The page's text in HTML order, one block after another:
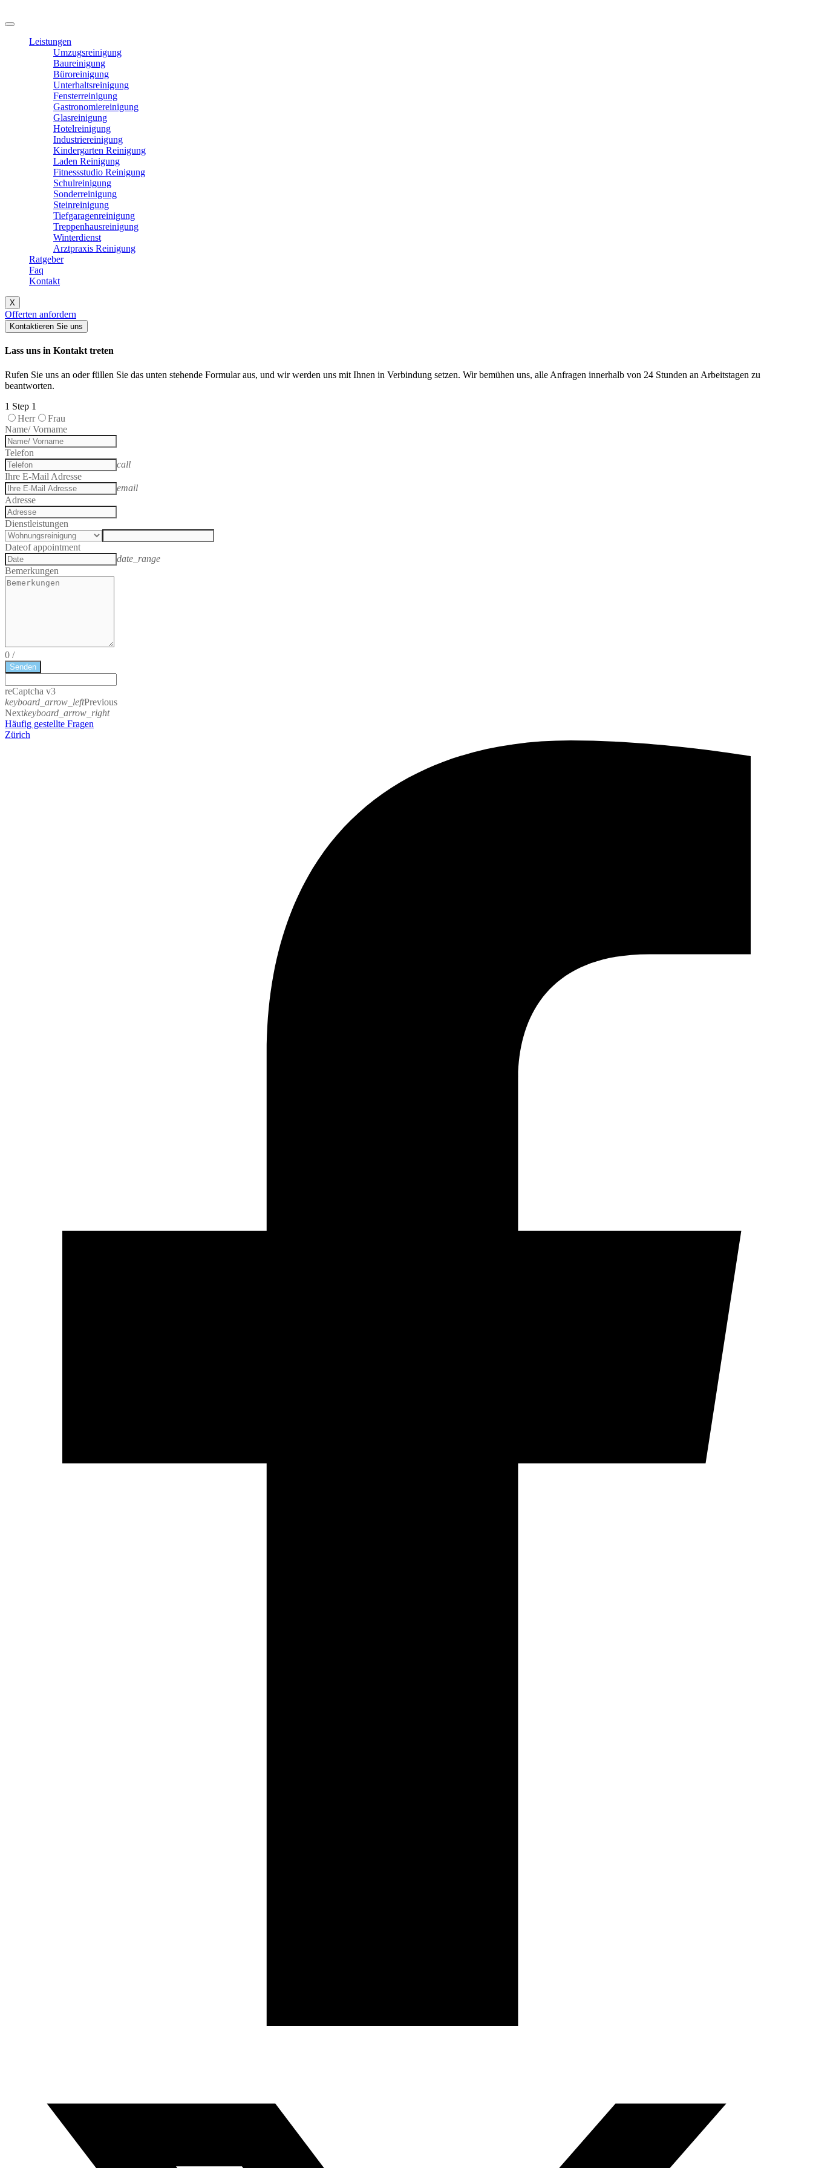
Leistungen
Umzugsreinigung
Baureinigung
Büroreinigung
Unterhaltsreinigung
Fensterreinigung
Gastronomiereinigung
Glasreinigung
Hotelreinigung
Industriereinigung
Kindergarten Reinigung
Laden Reinigung
Fitnessstudio Reinigung
Schulreinigung
Sonderreinigung
Steinreinigung
Tiefgaragenreinigung
Treppenhausreinigung
Winterdienst
Arztpraxis Reinigung
Ratgeber
Faq
Kontakt
X
Offerten anfordern
Kontaktieren Sie uns
Lass uns in Kontakt treten
Rufen Sie uns an oder füllen Sie das unten stehende Formular aus, und wir werden uns mit Ihnen in Verbindung setzen. Wir bemühen uns, alle Anfragen innerhalb von 24 Stunden an Arbeitstagen zu
beantworten.
1 Step 1
Herr
Frau
Name/ Vorname
Telefon
call
Ihre E-Mail Adresse
email
Adresse
Dienstleistungen
Dateof appointment
date_range
Bemerkungen
0 /
Senden
reCaptcha v3
keyboard_arrow_leftPrevious
Nextkeyboard_arrow_right
Häufig gestellte Fragen
Zürich